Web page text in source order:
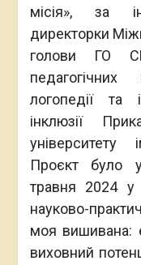
місія», за
директорки
голови ГО
логопедії та
інклюзії
університету
Проєкт було
травня 2024 у
науково-
моя вишивана:
виховний